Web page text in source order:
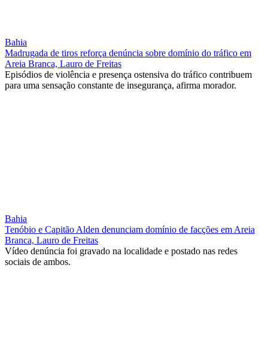
Bahia
Madrugada de tiros reforça denúncia sobre domínio do tráfico em
Areia Branca, Lauro de Freitas
Episódios de violência e presença ostensiva do tráfico contribuem
para uma sensação constante de insegurança, afirma morador.
Bahia
Tenóbio e Capitão Alden denunciam domínio de facções em Areia
Branca, Lauro de Freitas
Vídeo denúncia foi gravado na localidade e postado nas redes
sociais de ambos.